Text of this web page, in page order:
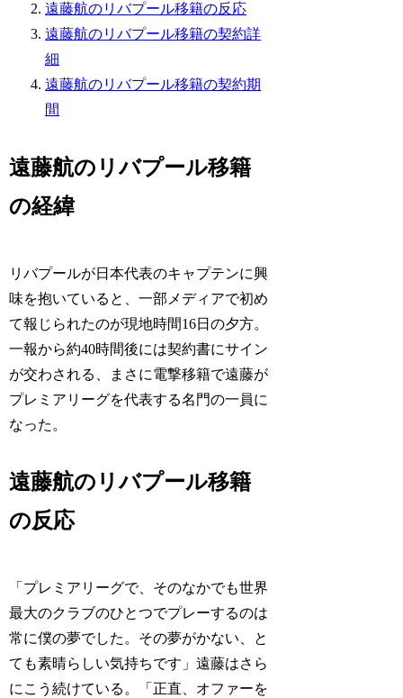
遠藤航のリバプール移籍の反応
遠藤航のリバプール移籍の契約詳
細
遠藤航のリバプール移籍の契約期
間
遠藤航のリバプール移籍
の経緯
リバプールが日本代表のキャプテンに興
味を抱いていると、一部メディアで初め
て報じられたのが現地時間16日の夕方。
一報から約40時間後には契約書にサイン
が交わされる、まさに電撃移籍で遠藤が
プレミアリーグを代表する名門の一員に
なった。
遠藤航のリバプール移籍
の反応
「プレミアリーグで、そのなかでも世界
最大のクラブのひとつでプレーするのは
常に僕の夢でした。その夢がかない、と
ても素晴らしい気持ちです」遠藤はさら
にこう続けている。「正直、オファーを